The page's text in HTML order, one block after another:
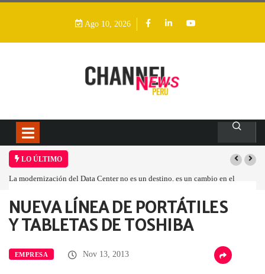
Ago 10, 2026
LO ÚLTIMO
La modernización del Data Center no es un destino, es un cambio en el
Home
Empresa NUEVA LÍNEA DE…
NUEVA LÍNEA DE PORTÁTILES
Y TABLETAS DE TOSHIBA
EMPRESA Nov 13, 2013